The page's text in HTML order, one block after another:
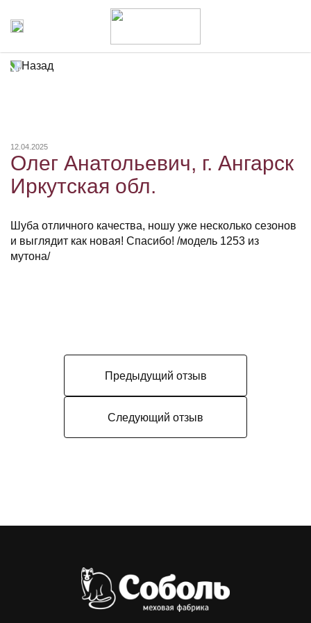
Назад
12.04.2025
Олег Анатольевич, г. Ангарск
Иркутская обл.
Шуба отличного качества, ношу уже несколько сезонов
и выглядит как новая! Спасибо! /модель 1253 из
мутона/
Предыдущий отзыв
Следующий отзыв